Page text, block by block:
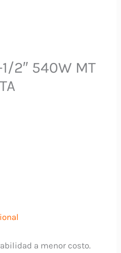
2″ 540W MT
a menor costo.